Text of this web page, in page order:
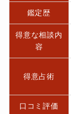
鑑定歴
得意な相談内
容
得意占術
口コミ評価